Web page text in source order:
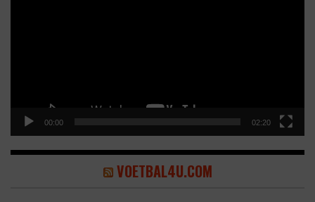
00:00 02:20
VOETBAL4U.COM